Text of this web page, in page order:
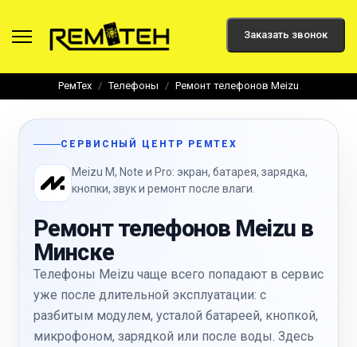
Заказать звонок
РемТех Телефоны Ремонт телефонов Meizu
СЕРВИСНЫЙ ЦЕНТР РЕМТЕХ
Meizu M, Note и Pro: экран, батарея, зарядка,
кнопки, звук и ремонт после влаги.
Ремонт телефонов Meizu в
Минске
Телефоны Meizu чаще всего попадают в сервис
уже после длительной эксплуатации: с
разбитым модулем, усталой батареей, кнопкой,
микрофоном, зарядкой или после воды. Здесь